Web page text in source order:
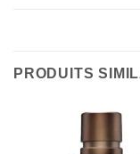
PRODUITS